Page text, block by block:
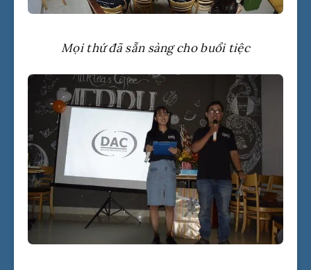
Mọi thứ đã sẵn sàng cho buổi tiệc